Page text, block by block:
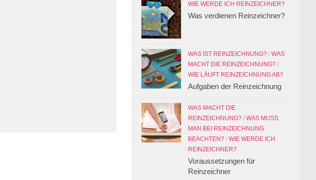
WIE WERDE ICH REINZEICHNER?
Was verdienen Reinzeichner?
WAS IST REINZEICHNUNG? / WAS
MACHT DIE REINZEICHNUNG? /
WIE LÄUFT REINZEICHNUNG AB?
Aufgaben der Reinzeichnung
WAS MACHT DIE
REINZEICHNUNG? / WAS MUSS
MAN BEI REINZEICHNUNG
BEACHTEN? / WIE WERDE ICH
REINZEICHNER?
Voraussetzungen für
Reinzeichner